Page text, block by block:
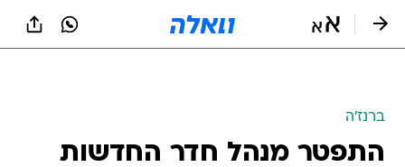
ברנז'ה
התפטר מנהל חדר החדשות